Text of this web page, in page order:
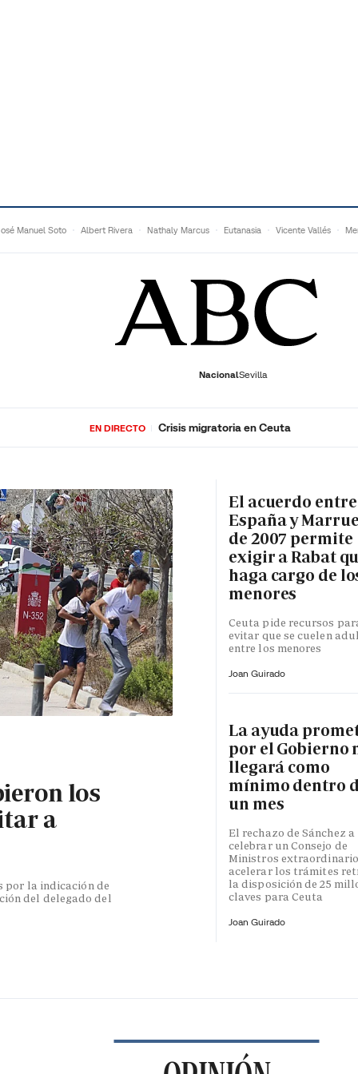
Manuel Soto Albert Rivera Nathaly Marcus Eutanasia Vicente Vallés
NacionalSevilla
ECONOMÍADEPORTES SOCIEDADCULTURAGENTEPLAY
EN DIRECTO Crisis migratoria en Ceuta
los
a
por la indicación de
del delegado del
El acuerdo entre
España y
de 2007 permite
exigir a Rabat
haga cargo de
menores
Ceuta pide recursos
evitar que se cuelen
entre los menores
Joan Guirado
La ayuda
por el Gobierno
llegará como
mínimo dentro
un mes
El rechazo de Sánchez a
celebrar un Consejo de
Ministros
acelerar los trámites
la disposición de 25
claves para Ceuta
Joan Guirado